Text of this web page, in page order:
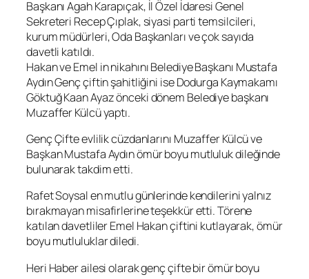
Başkanı Agah Karapıçak, İl Özel İdaresi Genel
Sekreteri Recep Çıplak, siyasi parti temsilcileri,
kurum müdürleri, Oda Başkanları ve çok sayıda
davetli katıldı.
Hakan ve Emel in nikahını Belediye Başkanı Mustafa
Aydın Genç çiftin şahitliğini ise Dodurga Kaymakamı
Göktuğ Kaan Ayaz önceki dönem Belediye başkanı
Muzaffer Külcü yaptı.
Genç Çifte evlilik cüzdanlarını Muzaffer Külcü ve
Başkan Mustafa Aydın ömür boyu mutluluk dileğinde
bulunarak takdim etti.
Rafet Soysal en mutlu günlerinde kendilerini yalnız
bırakmayan misafirlerine teşekkür etti. Törene
katılan davetliler Emel Hakan çiftini kutlayarak, ömür
boyu mutluluklar diledi.
Heri Haber ailesi olarak genç çifte bir ömür boyu